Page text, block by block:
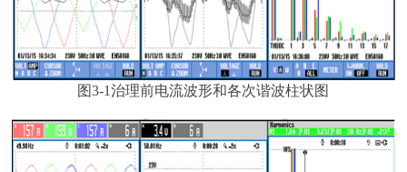
图3-1治理前电流波形和各次谐波柱状图